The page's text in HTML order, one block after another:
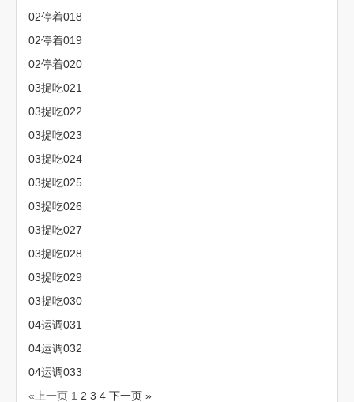
02停着018
02停着019
02停着020
03捉吃021
03捉吃022
03捉吃023
03捉吃024
03捉吃025
03捉吃026
03捉吃027
03捉吃028
03捉吃029
03捉吃030
04运调031
04运调032
04运调033
«上一页 1 2 3 4 下一页 »